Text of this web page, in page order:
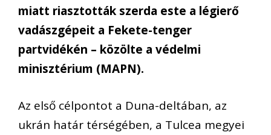
miatt riasztották szerda este a légierő
vadászgépeit a Fekete-tenger
partvidékén – közölte a védelmi
minisztérium (MAPN).
Az első célpontot a Duna-deltában, az
ukrán határ térségében, a Tulcea megyei